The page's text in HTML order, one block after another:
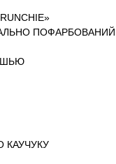
ПОФАРБОВАНИЙ
КАУЧУКУ